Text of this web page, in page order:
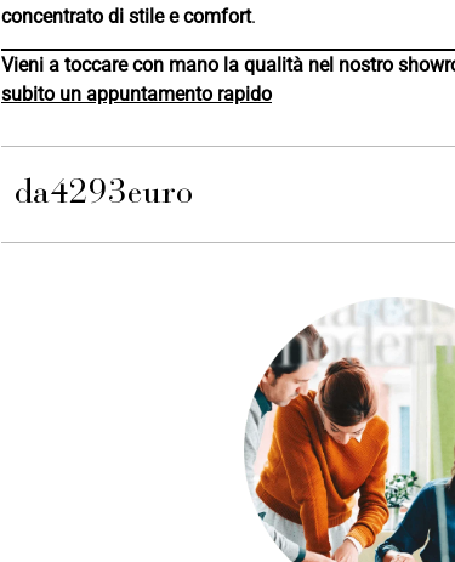
concentrato di stile e comfort.
Vieni a toccare con mano la qualità nel nostro
subito un appuntamento rapido
da4293euro